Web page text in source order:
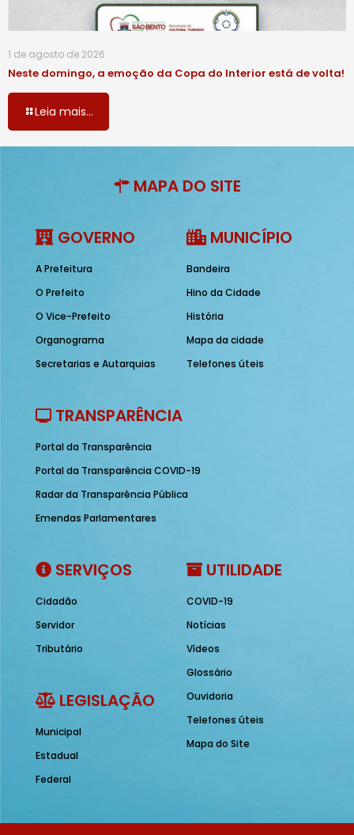
1 de agosto de 2026
Neste domingo, a emoção da Copa do Interior está de volta!
Leia mais...
MAPA DO SITE
GOVERNO
A Prefeitura
O Prefeito
O Vice-Prefeito
Organograma
Secretarias e Autarquias
MUNICÍPIO
Bandeira
Hino da Cidade
História
Mapa da cidade
Telefones úteis
TRANSPARÊNCIA
Portal da Transparência
Portal da Transparência COVID-19
Radar da Transparência Pública
Emendas Parlamentares
SERVIÇOS
Cidadão
Servidor
Tributário
LEGISLAÇÃO
Municipal
Estadual
Federal
UTILIDADE
COVID-19
Notícias
Vídeos
Glossário
Ouvidoria
Telefones úteis
Mapa do Site